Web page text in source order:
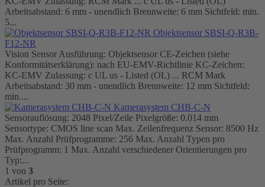
Arbeitsabstand: 6 mm - unendlich Brennweite: 6 mm Sichtfeld: min.
5...
Objektsensor SBSI-Q-R3B-
F12-NR
Vision Sensor Ausführung: Objektsensor CE-Zeichen (siehe
Konformitätserklärung): nach EU-EMV-Richtlinie KC-Zeichen:
KC-EMV Zulassung: c UL us - Listed (OL) ... RCM Mark
Arbeitsabstand: 30 mm - unendlich Brennweite: 12 mm Sichtfeld:
min....
Kamerasystem CHB-C-N
Sensorauflösung: 2048 Pixel/Zeile Pixelgröße: 0.014 mm
Sensortype: CMOS line scan Max. Zeilenfrequenz Sensor: 8500 Hz
Max. Anzahl Prüfprogramme: 256 Max. Anzahl Typen pro
Prüfprogramm: 1 Max. Anzahl verschiedener Orientierungen pro
Typ:...
1 von 3
Artikel pro Seite: